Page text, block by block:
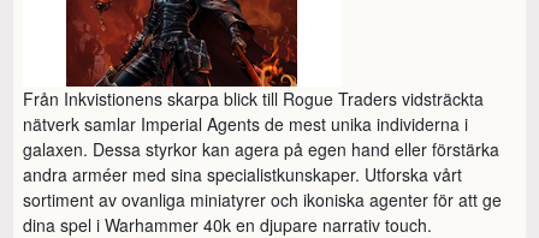
Från Inkvistionens skarpa blick till Rogue Traders vidsträckta
nätverk samlar Imperial Agents de mest unika individerna i
galaxen. Dessa styrkor kan agera på egen hand eller förstärka
andra arméer med sina specialistkunskaper. Utforska vårt
sortiment av ovanliga miniatyrer och ikoniska agenter för att ge
dina spel i Warhammer 40k en djupare narrativ touch.